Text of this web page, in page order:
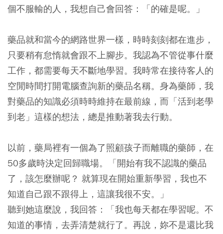
個不服輸的人，我想自己會回答：「的確是呢。」
藥品就和當今的網路世界一樣，時時刻刻都在進步，
只要稍有怠惰就會跟不上腳步。我認為不管從事什麼
工作，都需要每天不斷地學習。我時常在接待客人的
空閒時間打開電腦查詢新的藥品名稱。身為藥師，我
對藥品的知識必須時時維持在最前線，而「活到老學
到老」這樣的想法，總是推動著我去行動。
以前，藥局裡有一個為了照顧孩子而離職的藥師，在
50多歲時決定回歸職場。「開始有我不認識的藥品
了，該怎麼辦呢？ 就算現在開始重新學習，我也不
知道自己跟不跟得上，這讓我很不安。」
聽到她這麼說，我回答：「我也每天都在學習呢。不
知道的事情，去弄清楚就行了。再說，妳不是還比我